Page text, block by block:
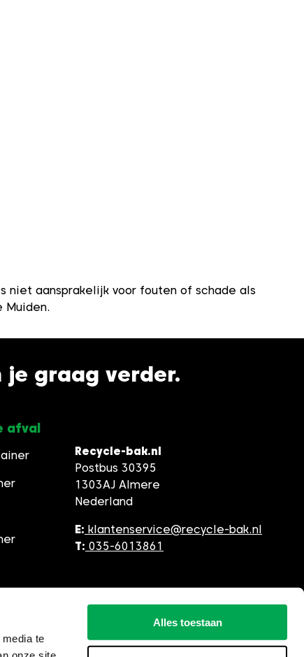
te
Alles toestaan
niet aansprakelijk voor fouten of schade als
je graag verder.
afval
Recycle-bak.nl
Postbus 30395
1303AJ Almere
Nederland
E: klantenservice@recycle-bak.nl
T: 035-6013861